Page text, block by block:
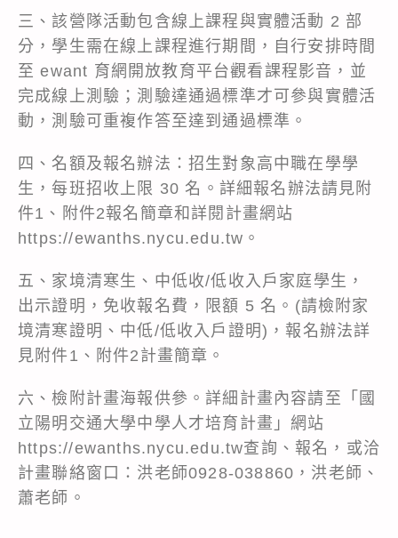
三、該營隊活動包含線上課程與實體活動 2 部
分，學生需在線上課程進行期間，自行安排時間
至 ewant 育網開放教育平台觀看課程影音，並
完成線上測驗；測驗達通過標準才可參與實體活
動，測驗可重複作答至達到通過標準。
四、名額及報名辦法：招生對象高中職在學學
生，每班招收上限 30 名。詳細報名辦法請見附
件1、附件2報名簡章和詳閱計畫網站
https://ewanths.nycu.edu.tw。
五、家境清寒生、中低收/低收入戶家庭學生，
出示證明，免收報名費，限額 5 名。(請檢附家
境清寒證明、中低/低收入戶證明)，報名辦法詳
見附件1、附件2計畫簡章。
六、檢附計畫海報供參。詳細計畫內容請至「國
立陽明交通大學中學人才培育計畫」網站
https://ewanths.nycu.edu.tw查詢、報名，或洽
計畫聯絡窗口：洪老師0928-038860，洪老師、
蕭老師。